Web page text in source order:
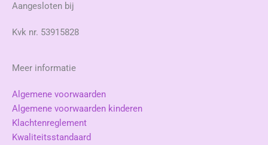
Aangesloten bij
Kvk nr. 53915828
Meer informatie
Algemene voorwaarden
Algemene voorwaarden kinderen
Klachtenreglement
Kwaliteitsstandaard